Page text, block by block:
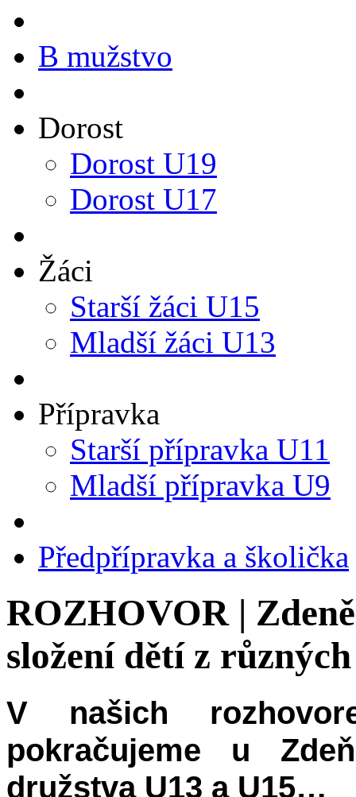
B mužstvo
Dorost
Dorost U19
Dorost U17
Žáci
Starší žáci U15
Mladší žáci U13
Přípravka
Starší přípravka U11
Mladší přípravka U9
Předpřípravka a školička
ROZHOVOR |
složení dětí z
V našich
pokračujeme u
družstva U13 a U15…